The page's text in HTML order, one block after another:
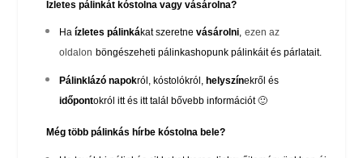
Ízletes pálinkát kóstolna vagy vásárolna?
Ha ízletes pálinkákat szeretnevásárolni, ezen az
oldalon böngészeheti pálinkashopunk pálinkáit és párlatait.
Pálinklázó napokról, kóstolókról, helyszínekről és
időpontokrólittésitttalál bővebb információt 🙂
Még több pálinkás hírbe kóstolna bele?